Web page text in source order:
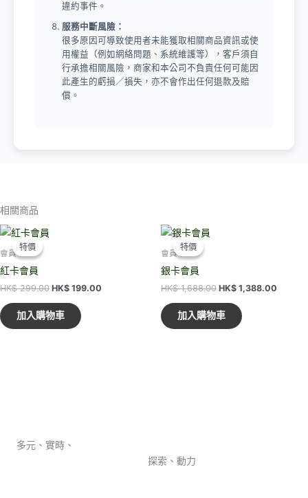
違約事件。
服務中斷風險：
很多原因可導致使用者未能獲取相關商品資訊或使
用權益（例如網絡問題、系統維護等），客戶須自
行承擔相關風險，商家和本公司不負責任何可能因
此產生的虧損／損失，亦不會作出任何退款及賠
償。
相關商品
特價
特價
會員卡
紅卡會員
HK$299.00 原
價
格：
HK$ 299.00。
HK$ 199.00
加入購物車
特價
特價
會員卡
銀卡會員
HK$1,688.00 原
價
格：
HK$ 1,688.00。
HK$ 1,388.00
加入購物車
多元、實時、
探索、動力